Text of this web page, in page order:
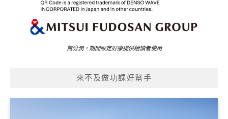
無分潤，期間限定好康提供給讀者使用
來不及做功課好幫手